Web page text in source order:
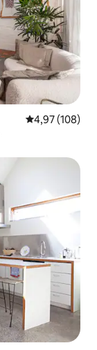
4,97 av 5 i
4,97 (108)